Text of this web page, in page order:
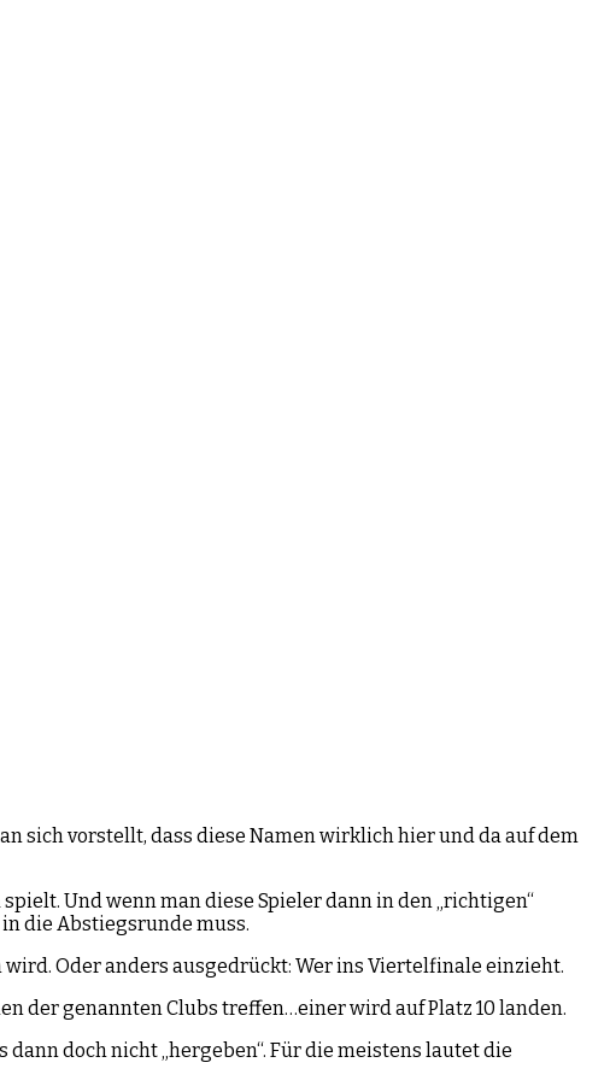
sich vorstellt, dass diese Namen wirklich hier und da auf dem
Und wenn man diese Spieler dann in den „richtigen“
die Abstiegsrunde muss.
Oder anders ausgedrückt: Wer ins Viertelfinale einzieht.
der genannten Clubs treffen…einer wird auf Platz 10 landen.
doch nicht „hergeben“. Für die meistens lautet die